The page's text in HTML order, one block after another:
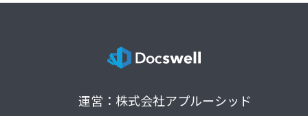
運営：株式会社アプルーシッド